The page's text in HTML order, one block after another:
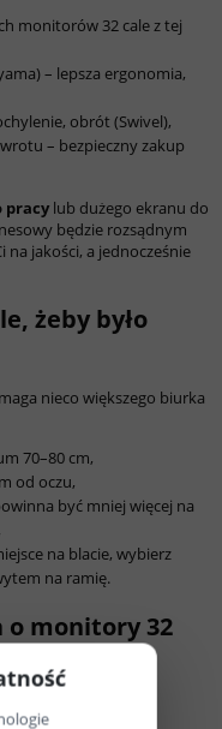
monitorów 32 cale z tej
– lepsza ergonomia,
obrót (Swivel),
– bezpieczny zakup
pracy lub dużego ekranu do
będzie rozsądnym
na jakości, a jednocześnie
żeby było
nieco większego biurka
70–80 cm,
od oczu,
być mniej więcej na
na blacie, wybierz
na ramię.
o monitory 32
na biurko?